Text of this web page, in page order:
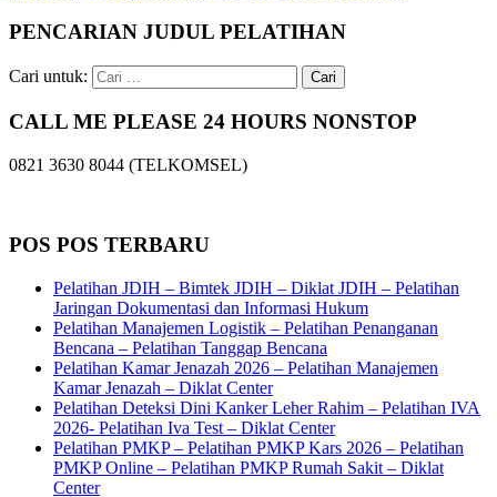
PENCARIAN JUDUL PELATIHAN
Cari untuk:
CALL ME PLEASE 24 HOURS NONSTOP
0821 3630 8044 (TELKOMSEL)
POS POS TERBARU
Pelatihan JDIH – Bimtek JDIH – Diklat JDIH – Pelatihan
Jaringan Dokumentasi dan Informasi Hukum
Pelatihan Manajemen Logistik – Pelatihan Penanganan
Bencana – Pelatihan Tanggap Bencana
Pelatihan Kamar Jenazah 2026 – Pelatihan Manajemen
Kamar Jenazah – Diklat Center
Pelatihan Deteksi Dini Kanker Leher Rahim – Pelatihan IVA
2026- Pelatihan Iva Test – Diklat Center
Pelatihan PMKP – Pelatihan PMKP Kars 2026 – Pelatihan
PMKP Online – Pelatihan PMKP Rumah Sakit – Diklat
Center